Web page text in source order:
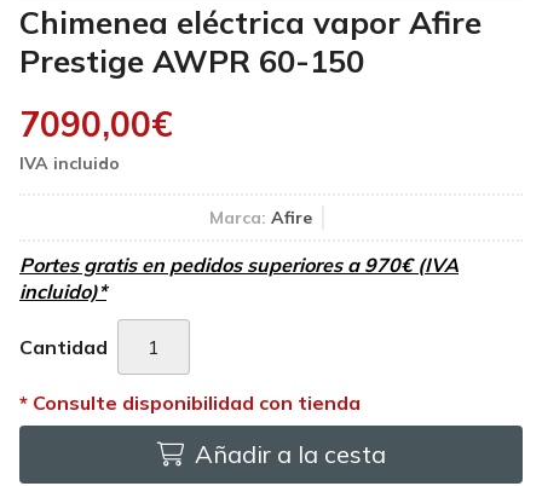
Chimenea eléctrica vapor Afire
Prestige AWPR 60-150
7090,00€
Marca: Afire
Portes gratis en pedidos superiores a 970€ (IVA
incluido)*
Cantidad
Añadir a la cesta